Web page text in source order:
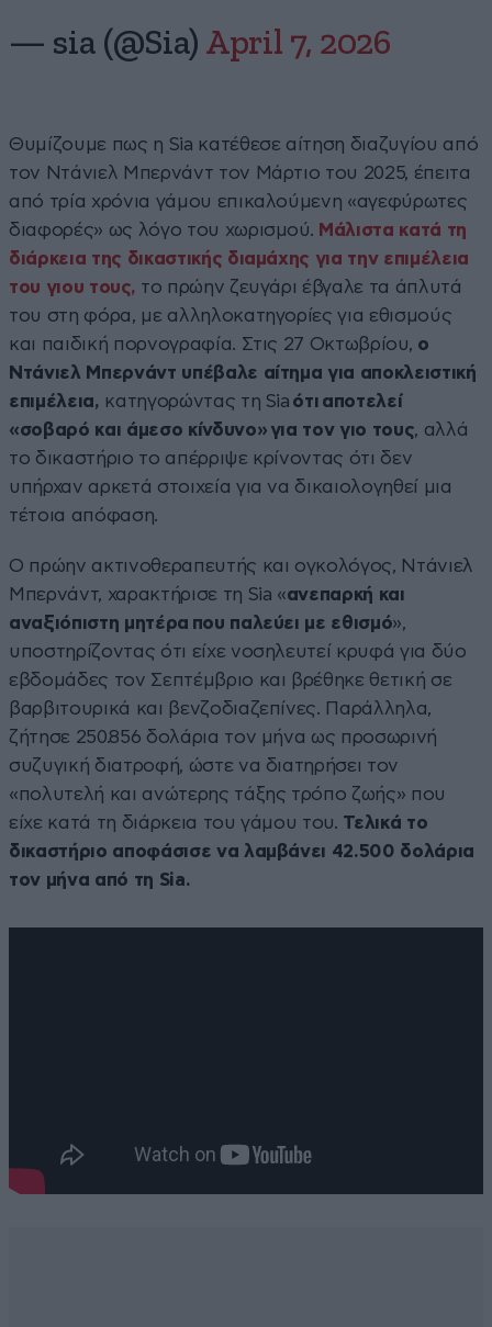
— sia (@Sia) April 7, 2026
Θυμίζουμε πως η Sia κατέθεσε αίτηση διαζυγίου από
τον Ντάνιελ Μπερνάντ τον Μάρτιο του 2025, έπειτα
από τρία χρόνια γάμου επικαλούμενη «αγεφύρωτες
διαφορές» ως λόγο του χωρισμού. Μάλιστα κατά τη
διάρκεια της δικαστικής διαμάχης για την επιμέλεια
του γιου τους, το πρώην ζευγάρι έβγαλε τα άπλυτά
του στη φόρα, με αλληλοκατηγορίες για εθισμούς
και παιδική πορνογραφία. Στις 27 Οκτωβρίου, ο
Ντάνιελ Μπερνάντ υπέβαλε αίτημα για αποκλειστική
επιμέλεια, κατηγορώντας τη Sia ότι αποτελεί
«σοβαρό και άμεσο κίνδυνο» για τον γιο τους, αλλά
το δικαστήριο το απέρριψε κρίνοντας ότι δεν
υπήρχαν αρκετά στοιχεία για να δικαιολογηθεί μια
τέτοια απόφαση.
Ο πρώην ακτινοθεραπευτής και ογκολόγος, Ντάνιελ
Μπερνάντ, χαρακτήρισε τη Sia «ανεπαρκή και
αναξιόπιστη μητέρα που παλεύει με εθισμό»,
υποστηρίζοντας ότι είχε νοσηλευτεί κρυφά για δύο
εβδομάδες τον Σεπτέμβριο και βρέθηκε θετική σε
βαρβιτουρικά και βενζοδιαζεπίνες. Παράλληλα,
ζήτησε 250.856 δολάρια τον μήνα ως προσωρινή
συζυγική διατροφή, ώστε να διατηρήσει τον
«πολυτελή και ανώτερης τάξης τρόπο ζωής» που
είχε κατά τη διάρκεια του γάμου του. Τελικά το
δικαστήριο αποφάσισε να λαμβάνει 42.500 δολάρια
τον μήνα από τη Sia.